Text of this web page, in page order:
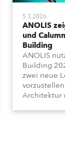
5.3.2026
ANOLIS
und
Building
ANOLIS
Building
zwei neue
Architektur
Der